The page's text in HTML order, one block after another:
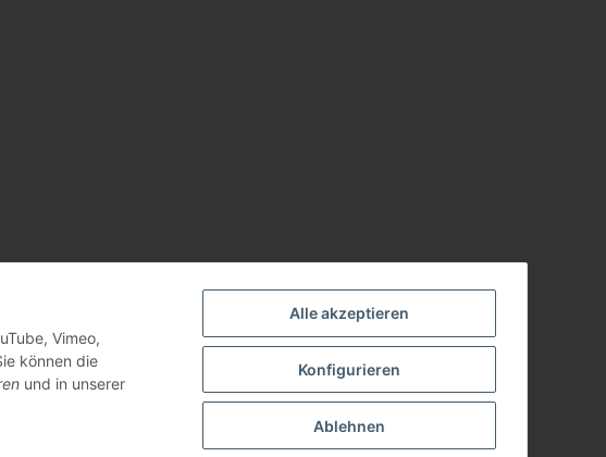
Alle akzeptieren
Konfigurieren
Ablehnen
Vimeo,
können die
und in unserer